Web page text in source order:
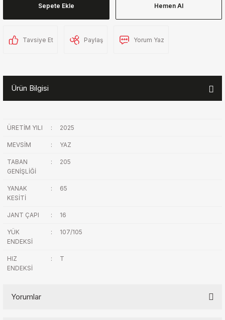
Sepete Ekle Hemen Al
Tavsiye Et Paylaş Yorum Yaz
Ürün Bilgisi
ÜRETİM YILI : 2025
MEVSİM : YAZ
TABAN
GENİŞLİĞİ
: 205
YANAK
KESİTİ
: 65
JANT ÇAPI : 16
YÜK
ENDEKSİ
: 107/105
HIZ
ENDEKSİ
: T
Yorumlar